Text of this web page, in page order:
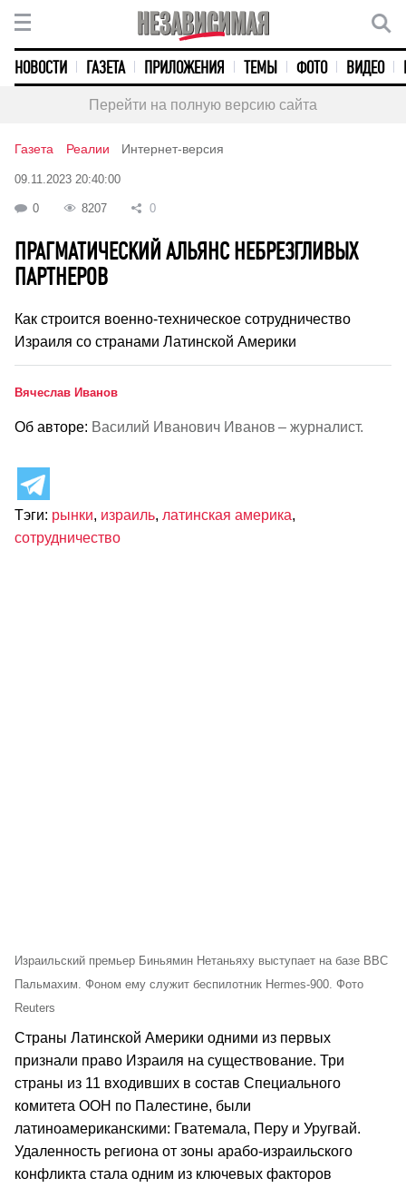
НОВОСТИ ГАЗЕТА ПРИЛОЖЕНИЯ ТЕМЫ ФОТО ВИДЕО
Перейти на полную версию сайта
Газета Реалии Интернет-версия
09.11.2023 20:40:00
0 8207 0
ПРАГМАТИЧЕСКИЙ АЛЬЯНС НЕБРЕЗГЛИВЫХ
ПАРТНЕРОВ
Как строится военно-техническое сотрудничество
Израиля со странами Латинской Америки
Вячеслав Иванов
Об авторе: Василий Иванович Иванов – журналист.
Тэги: рынки, израиль, латинская америка,
сотрудничество
Израильский премьер Биньямин Нетаньяху выступает на базе ВВС
Пальмахим. Фоном ему служит беспилотник Hermes-900. Фото
Reuters
Страны Латинской Америки одними из первых
признали право Израиля на существование. Три
страны из 11 входивших в состав Специального
комитета ООН по Палестине, были
латиноамериканскими: Гватемала, Перу и Уругвай.
Удаленность региона от зоны арабо-израильского
конфликта стала одним из ключевых факторов